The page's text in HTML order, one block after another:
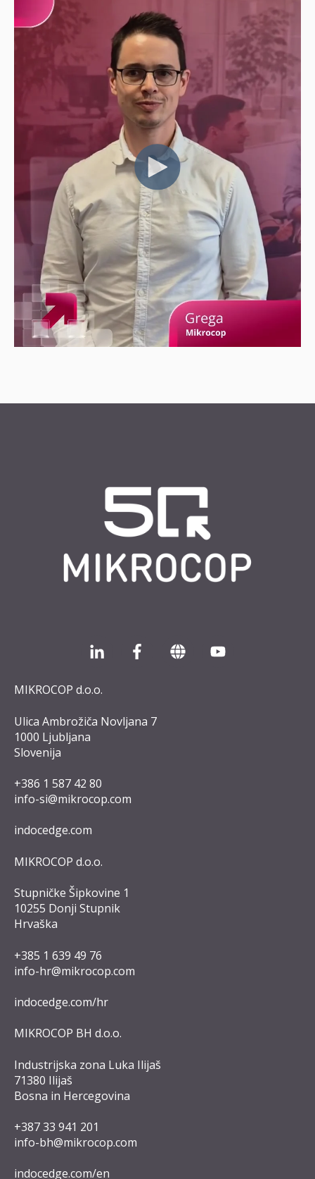
MIKROCOP d.o.o.
Ulica Ambrožiča Novljana 7
1000 Ljubljana
Slovenija
+386 1 587 42 80
info-si@mikrocop.com
indocedge.com
MIKROCOP d.o.o.
Stupničke Šipkovine 1
10255 Donji Stupnik
Hrvaška
+385 1 639 49 76
info-hr@mikrocop.com
indocedge.com/hr
MIKROCOP BH d.o.o.
Industrijska zona Luka Ilijaš
71380 Ilijaš
Bosna in Hercegovina
+387 33 941 201
info-bh@mikrocop.com
indocedge.com/en